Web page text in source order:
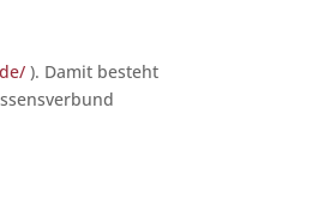
). Damit besteht